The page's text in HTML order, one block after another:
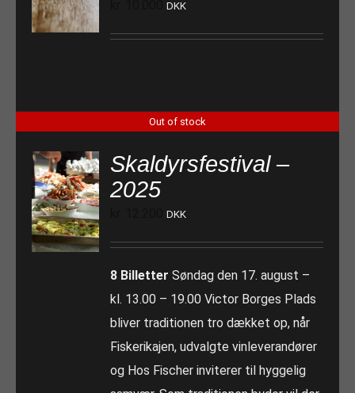
DKK
Out of stock
Skaldyrsfestival –
2025
DKK
8 Billetter Søndag den 17. august –
kl. 13.00 – 19.00 Victor Borges Plads
bliver traditionen tro dækket op, når
Fiskerikajen, udvalgte vinleverandører
og Hos Fischer inviterer til hyggelig